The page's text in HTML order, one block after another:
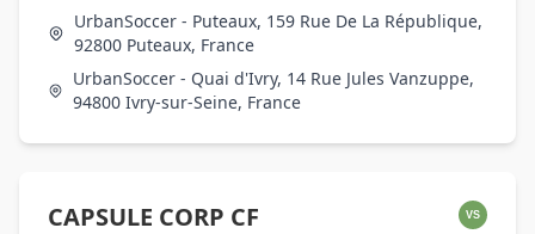
UrbanSoccer - Puteaux, 159 Rue De La République,
92800 Puteaux, France
UrbanSoccer - Quai d'Ivry, 14 Rue Jules Vanzuppe,
94800 Ivry-sur-Seine, France
CAPSULE CORP CF VS